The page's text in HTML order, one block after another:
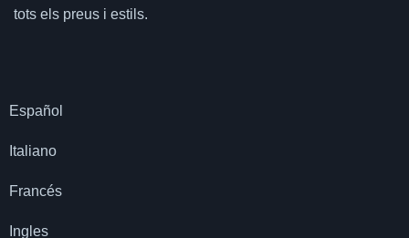
tots els preus i estils.
Español
Italiano
Francés
Ingles